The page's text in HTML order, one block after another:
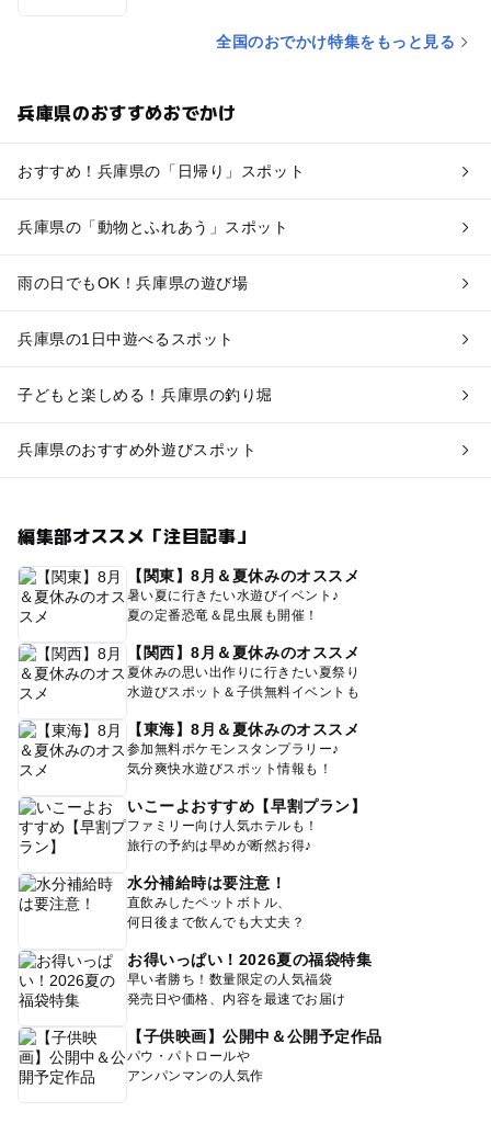
全国のおでかけ特集をもっと見る
兵庫県のおすすめおでかけ
おすすめ！兵庫県の「日帰り」スポット
兵庫県の「動物とふれあう」スポット
雨の日でもOK！兵庫県の遊び場
兵庫県の1日中遊べるスポット
子どもと楽しめる！兵庫県の釣り堀
兵庫県のおすすめ外遊びスポット
編集部オススメ「注目記事」
【関東】8月＆夏休みのオススメ
暑い夏に行きたい水遊びイベント♪
夏の定番恐竜＆昆虫展も開催！
【関西】8月＆夏休みのオススメ
夏休みの思い出作りに行きたい夏祭り
水遊びスポット＆子供無料イベントも
【東海】8月＆夏休みのオススメ
参加無料ポケモンスタンプラリー♪
気分爽快水遊びスポット情報も！
いこーよおすすめ【早割プラン】
ファミリー向け人気ホテルも！
旅行の予約は早めが断然お得♪
水分補給時は要注意！
直飲みしたペットボトル、
何日後まで飲んでも大丈夫？
お得いっぱい！2026夏の福袋特集
早い者勝ち！数量限定の人気福袋
発売日や価格、内容を最速でお届け
【子供映画】公開中＆公開予定作品
パウ・パトロールや
アンパンマンの人気作